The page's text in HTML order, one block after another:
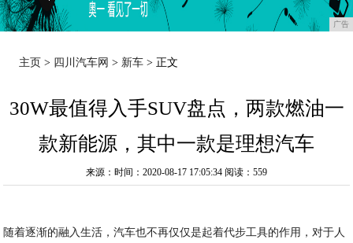
广告
主页 > 四川汽车网 > 新车 > 正文
30W最值得入手SUV盘点，两款燃油一
款新能源，其中一款是理想汽车
来源：时间：2020-08-17 17:05:34 阅读：559
随着逐渐的融入生活，汽车也不再仅仅是起着代步工具的作用，对于人